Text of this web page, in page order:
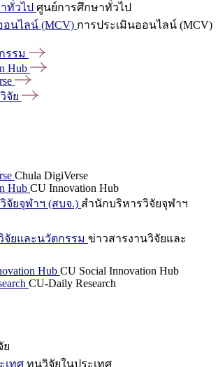
ทั่วไป ศูนย์การศึกษาทั่วไป
อนไลน์ (MCV) การประเมินออนไลน์ (MCV)
รรม
Hub
จัย
Chula DigiVerse
Hub CU Innovation Hub
จัยจุฬาฯ (สบจ.) สำนักบริหารวิจัยจุฬาฯ
จัยและนวัตกรรม ข่าวสารงานวิจัยและ
Hub CU Social Innovation Hub
CU-Daily Research
ย
เทศ ทุนวิจัยในประเทศ